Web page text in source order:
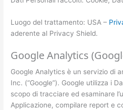
Luogo del trattamento: USA –
aderente al Privacy Shield.
Google Analytics
Google Analytics è un servizio di
Inc. (“Google”). Google utilizza i
scopo di tracciare ed esaminare
Applicazione, compilare report e